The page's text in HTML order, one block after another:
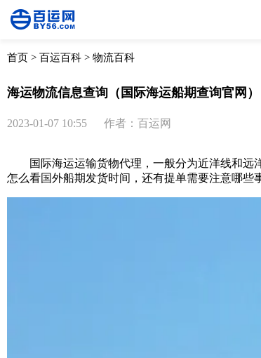
首页 > 百运百科 > 物流百科
海运物流信息查询（国际海运船期查询官网）
2023-01-07 10:55 作者：百运网
国际海运运输货物代理，一般分为近洋线和远
怎么看国外船期发货时间，还有提单需要注意哪些